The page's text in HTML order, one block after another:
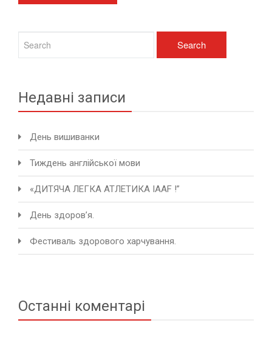
Недавні записи
День вишиванки
Тиждень англійської мови
«ДИТЯЧА ЛЕГКА АТЛЕТИКА IAAF !”
День здоров’я.
Фестиваль здорового харчування.
Останні коментарі